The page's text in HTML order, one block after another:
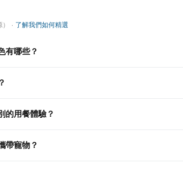
· 了解我們如何精選
有哪些？
的用餐體驗？
帶寵物？